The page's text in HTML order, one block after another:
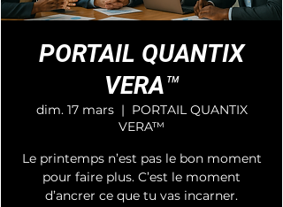
PORTAIL QUANTIX
VERA™
dim. 17 mars
  |
PORTAIL QUANTIX
VERA™
Le printemps n’est pas le bon moment
pour faire plus. C’est le moment
d’ancrer ce que tu vas incarner.